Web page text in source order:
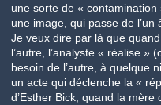
une sorte de «
une image, qui passe de l’un
Je veux dire par là que
l’autre, l’analyste « réalise
besoin de l’autre, à quelque
un acte qui déclenche la «
d’Esther Bick, quand la